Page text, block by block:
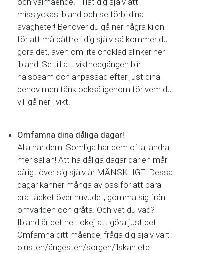
misslyckas ibland och se förbi dina
svagheter! Behöver du gå ner några kilon
för att må bättre i dig själv så kommer du
göra det, även om lite choklad slinker ner
ibland! Se till att viktnedgången blir
hälsosam och anpassad efter just dina
behov men tänk också igenom för vem du
vill gå ner i vikt.
Omfamna dina dåliga dagar!
Alla har dem! Somliga har dem ofta, andra
mer sällan! Att ha dåliga dagar där en mår
dåligt över sig själv är MÄNSKLIGT. Dessa
dagar känner många av oss för att bara
dra täcket över huvudet, gömma sig från
omvärlden och gråta. Och vet du vad?
Ibland är det helt okej att göra just det!
Omfamna ditt mående, fråga dig själv vart
olusten/ångesten/sorgen/ilskan etc